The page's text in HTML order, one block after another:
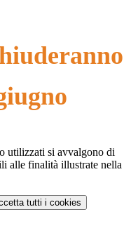
utilizzati si avvalgono di
alle finalità illustrate nella
tutti i cookies